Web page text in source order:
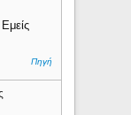
Πηγή